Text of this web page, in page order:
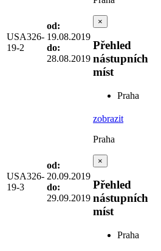
USA326-
19-2
od:
19.08.2019
do:
28.08.2019
×
Přehled
nástupních
míst
Praha
USA326-
19-3
od:
20.09.2019
do:
29.09.2019
zobrazit
Praha
×
Přehled
nástupních
míst
Praha